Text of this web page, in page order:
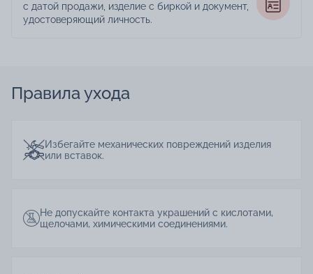
с датой продажи, изделие с биркой и документ,
удостоверяющий личность.
Правила ухода
Избегайте механических повреждений изделия
или вставок.
Не допускайте контакта украшений с кислотами,
щелочами, химическими соединениями.